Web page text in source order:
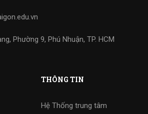
Phường 9, Phú Nhuận, TP. HCM
THÔNG TIN
Hệ Thống trung tâm